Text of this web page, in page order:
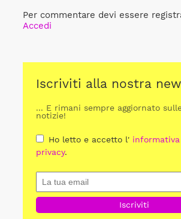
Per commentare devi essere
Accedi
Iscriviti alla nostra
... E rimani sempre aggiornato
notizie!
Ho letto e accetto l'
privacy.